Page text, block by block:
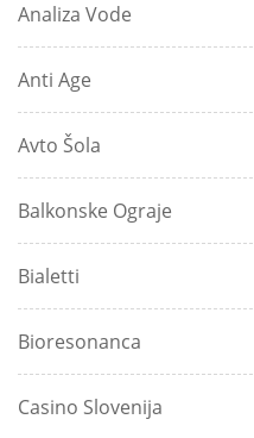
Analiza Vode
Anti Age
Avto Šola
Balkonske Ograje
Bialetti
Bioresonanca
Casino Slovenija